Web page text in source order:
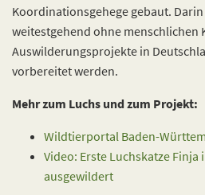
Koordinationsgehege gebaut.
weitestgehend ohne menschlichen
Auswilderungsprojekte in
vorbereitet werden.
Mehr zum Luchs und zum Projekt:
Wildtierportal Baden-
Video: Erste Luchskatze
ausgewildert